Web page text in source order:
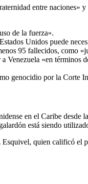
entre
de la fuerza».
Unidos puede
95 fallecidos, como
«en
genocidio por la Corte
en el Caribe
está siendo
quien calificó